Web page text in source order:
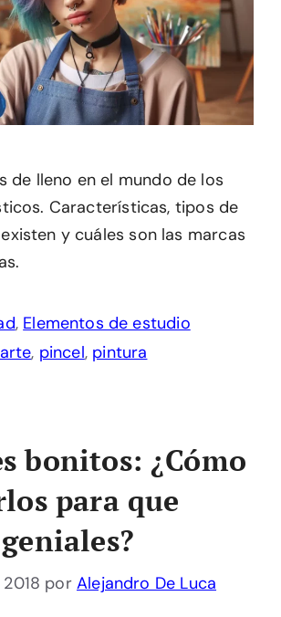
de lleno en el mundo de los
Características, tipos de
y cuáles son las marcas
, Elementos de estudio
arte, pincel, pintura
bonitos: ¿Cómo
para que
por Alejandro De Luca